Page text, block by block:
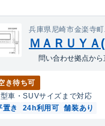
兵庫県尼崎市金楽寺
ＭＡＲＵＹＡ
問い合わせ拠点か
き待ち可
車・SUVサイズまで対応
置き
24h利用可 舗装あり